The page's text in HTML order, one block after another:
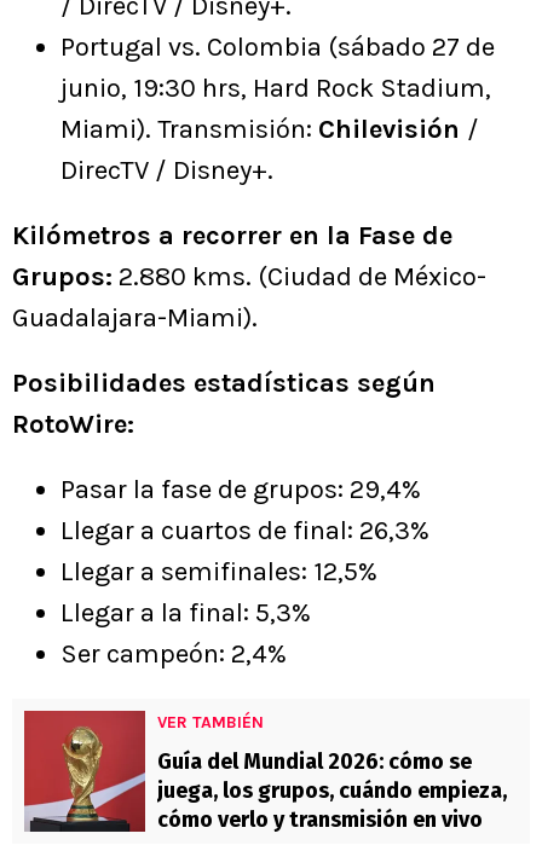
Portugal vs. Colombia (sábado 27 de
junio, 19:30 hrs, Hard Rock Stadium,
Miami). Transmisión: Chilevisión /
DirecTV / Disney+.
Kilómetros a recorrer en la Fase de
Grupos: 2.880 kms. (Ciudad de México-
Guadalajara-Miami).
Posibilidades estadísticas según
RotoWire:
Pasar la fase de grupos: 29,4%
Llegar a cuartos de final: 26,3%
Llegar a semifinales: 12,5%
Llegar a la final: 5,3%
Ser campeón: 2,4%
VER TAMBIÉN
Guía del Mundial 2026: cómo se
juega, los grupos, cuándo empieza,
cómo verlo y transmisión en vivo